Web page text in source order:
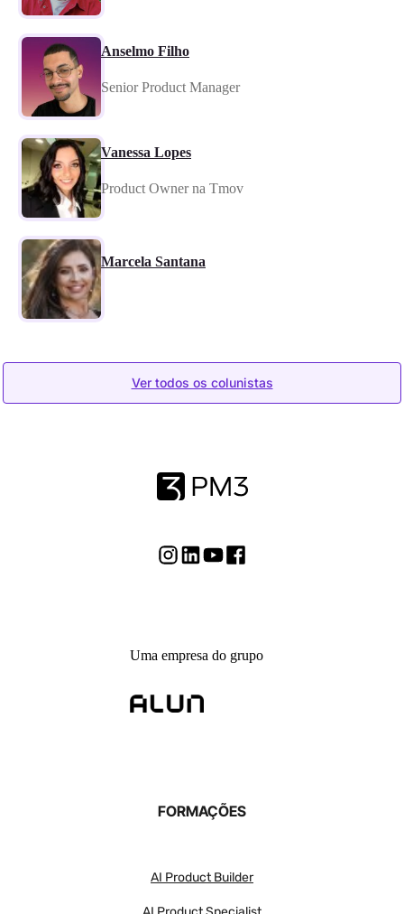
Anselmo Filho
Senior Product Manager
Vanessa Lopes
Product Owner na Tmov
Marcela Santana
Ver todos os colunistas
Uma empresa do grupo
FORMAÇÕES
AI Product Builder